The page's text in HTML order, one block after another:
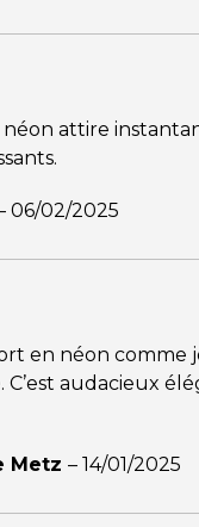
néon attire
06/02/2025
en néon comme
C’est audacieux
Metz – 14/01/2025